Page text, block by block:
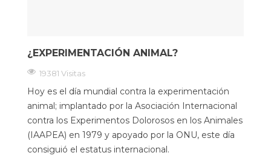
¿EXPERIMENTACIÓN ANIMAL?
19381 Visitas
Hoy es el día mundial contra la experimentación
animal; implantado por la Asociación Internacional
contra los Experimentos Dolorosos en los Animales
(IAAPEA) en 1979 y apoyado por la ONU, este día
consiguió el estatus internacional.